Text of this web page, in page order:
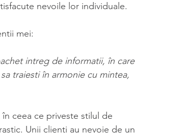
nevoile lor individuale.
mei:
intreg de informatii, în care
traiesti în armonie cu mintea,
ceea ce priveste stilul de
Unii clienti au nevoie de un